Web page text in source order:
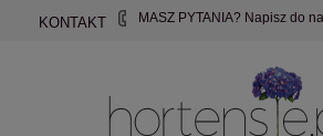
KONTAKT MASZ PYTANIA? Napisz do